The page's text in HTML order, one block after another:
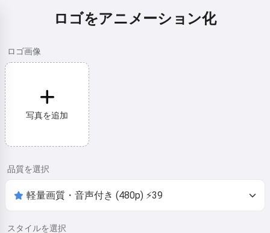
ロゴをアニメーション化
ロゴ画像
写真を追加
品質を選択
スタイルを選択